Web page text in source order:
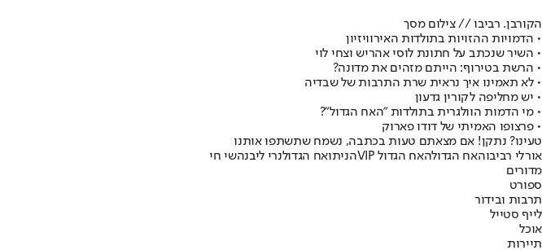
הקורבן. רביבו // צילום מסך
• הדמויות ההזויות בתולדות האירוויזיון
• השיר שנכתב על חתונת לוסי אהריש וצחי לוי
• הרשת בטירוף: הייתם מזהים את מדונה?
• לא תאמינו איך נראית שרת התרבות של שבדיה
• יש מחליפה לקורין גדעון
• מי הדמות הוולגרית בתולדות "האח הגדול"?
• פרצופו האמיתי של דודו פארוק
טעינו? נתקן! אם מצאתם טעות בכתבה, נשמח שתשתפו אותנו
אורלי רביבוהאח הגדולהאח הגדול VIP הניתואח הגדולנרי ליבנהשי חי
מדורים
ספורט
תרבות ובידור
לייף סטייל
אוכל
תיירות